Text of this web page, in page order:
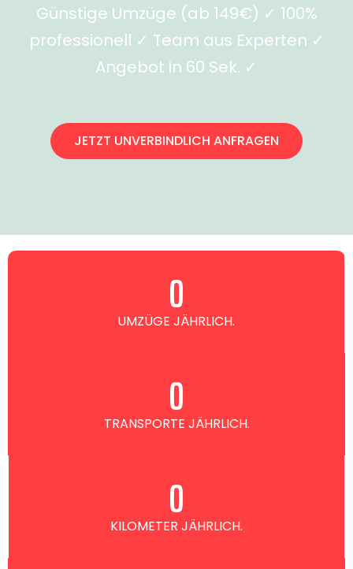
Günstige Umzüge (ab 149€) ✓ 100%
professionell ✓ Team aus Experten ✓
Angebot in 60 Sek. ✓
JETZT UNVERBINDLICH ANFRAGEN
UMZÜGE JÄHRLICH.
0
TRANSPORTE JÄHRLICH.
0
KILOMETER JÄHRLICH.
0